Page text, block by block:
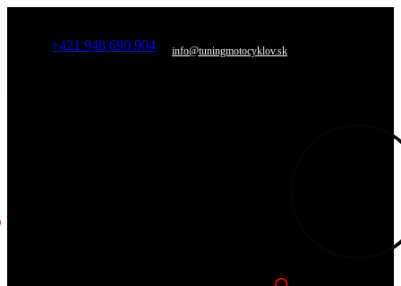
+421 948 690 904 info@tuningmotocyklov.sk